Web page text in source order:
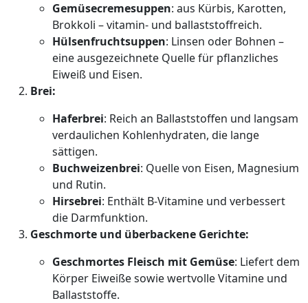
Gemüsecremesuppen: aus Kürbis, Karotten,
Brokkoli – vitamin- und ballaststoffreich.
Hülsenfruchtsuppen: Linsen oder Bohnen –
eine ausgezeichnete Quelle für pflanzliches
Eiweiß und Eisen.
Brei:
Haferbrei: Reich an Ballaststoffen und langsam
verdaulichen Kohlenhydraten, die lange
sättigen.
Buchweizenbrei: Quelle von Eisen, Magnesium
und Rutin.
Hirsebrei: Enthält B-Vitamine und verbessert
die Darmfunktion.
Geschmorte und überbackene Gerichte:
Geschmortes Fleisch mit Gemüse: Liefert dem
Körper Eiweiße sowie wertvolle Vitamine und
Ballaststoffe.